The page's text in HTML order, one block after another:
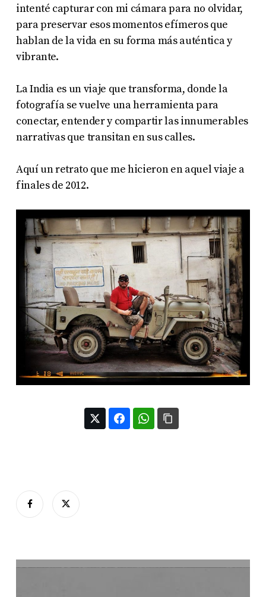
intenté capturar con mi cámara para no olvidar,
para preservar esos momentos efímeros que
hablan de la vida en su forma más auténtica y
vibrante.
La India es un viaje que transforma, donde la
fotografía se vuelve una herramienta para
conectar, entender y compartir las innumerables
narrativas que transitan en sus calles.
Aquí un retrato que me hicieron en aquel viaje a
finales de 2012.